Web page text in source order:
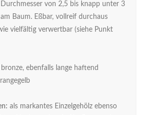
von 2,5 bis knapp unter 3
Baum. Eßbar, vollreif durchaus
vielfältig verwertbar (siehe Punkt
ebenfalls lange haftend
als markantes Einzelgehölz ebenso